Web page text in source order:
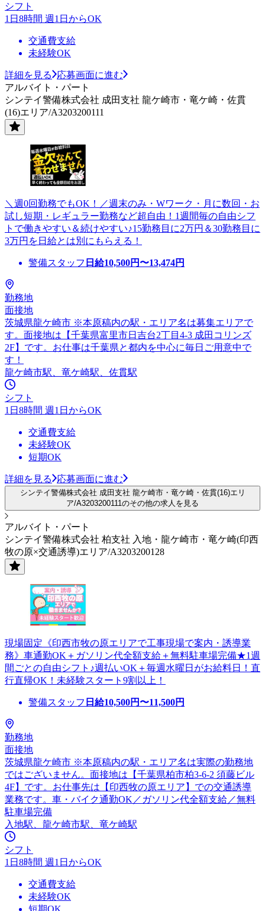
シフト
1日8時間 週1日からOK
交通費支給
未経験OK
詳細を見る
応募画面に進む
アルバイト・パート
シンテイ警備株式会社 成田支社 龍ケ崎市・竜ケ崎・佐貫
(16)エリア/A3203200111
＼週0回勤務でもOK！／週末のみ・Wワーク・月に数回・お
試し短期・レギュラー勤務など超自由！1週間毎の自由シフ
トで働きやすい＆続けやすい♪15勤務目に2万円＆30勤務目に
3万円を日給とは別にもらえる！
警備スタッフ 日給10,500円〜13,474円
勤務地
面接地
茨城県龍ケ崎市 ※本原稿内の駅・エリア名は募集エリアで
す。面接地は【千葉県富里市日吉台2丁目4-3 成田コリンズ
2F】です。お仕事は千葉県と都内を中心に毎日ご用意中で
す！
龍ケ崎市駅、竜ケ崎駅、佐貫駅
シフト
1日8時間 週1日からOK
交通費支給
未経験OK
短期OK
詳細を見る 応募画面に進む
シンテイ警備株式会社 成田支社 龍ケ崎市・竜ケ崎・佐貫(16)エリ
ア/A3203200111のその他の求人を見る
アルバイト・パート
シンテイ警備株式会社 柏支社 入地・龍ケ崎市・竜ケ崎(印西
牧の原×交通誘導)エリア/A3203200128
現場固定《印西市牧の原エリアで工事現場で案内・誘導業
務》車通勤OK＋ガソリン代全額支給＋無料駐車場完備★1週
間ごとの自由シフト♪週払いOK＋毎週水曜日がお給料日！直
行直帰OK！未経験スタート9割以上！
警備スタッフ 日給10,500円〜11,500円
勤務地
面接地
茨城県龍ケ崎市 ※本原稿内の駅・エリア名は実際の勤務地
ではございません。面接地は【千葉県柏市柏3-6-2 須藤ビル
4F】です。お仕事先は【印西牧の原エリア】での交通誘導
業務です。車・バイク通勤OK／ガソリン代全額支給／無料
駐車場完備
入地駅、龍ケ崎市駅、竜ケ崎駅
シフト
1日8時間 週1日からOK
交通費支給
未経験OK
短期OK